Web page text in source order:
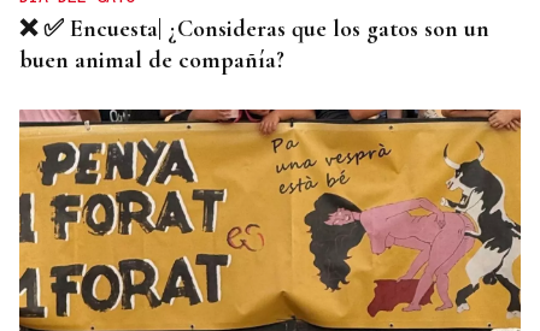
❌ ✅ Encuesta| ¿Consideras que los gatos son un
buen animal de compañía?